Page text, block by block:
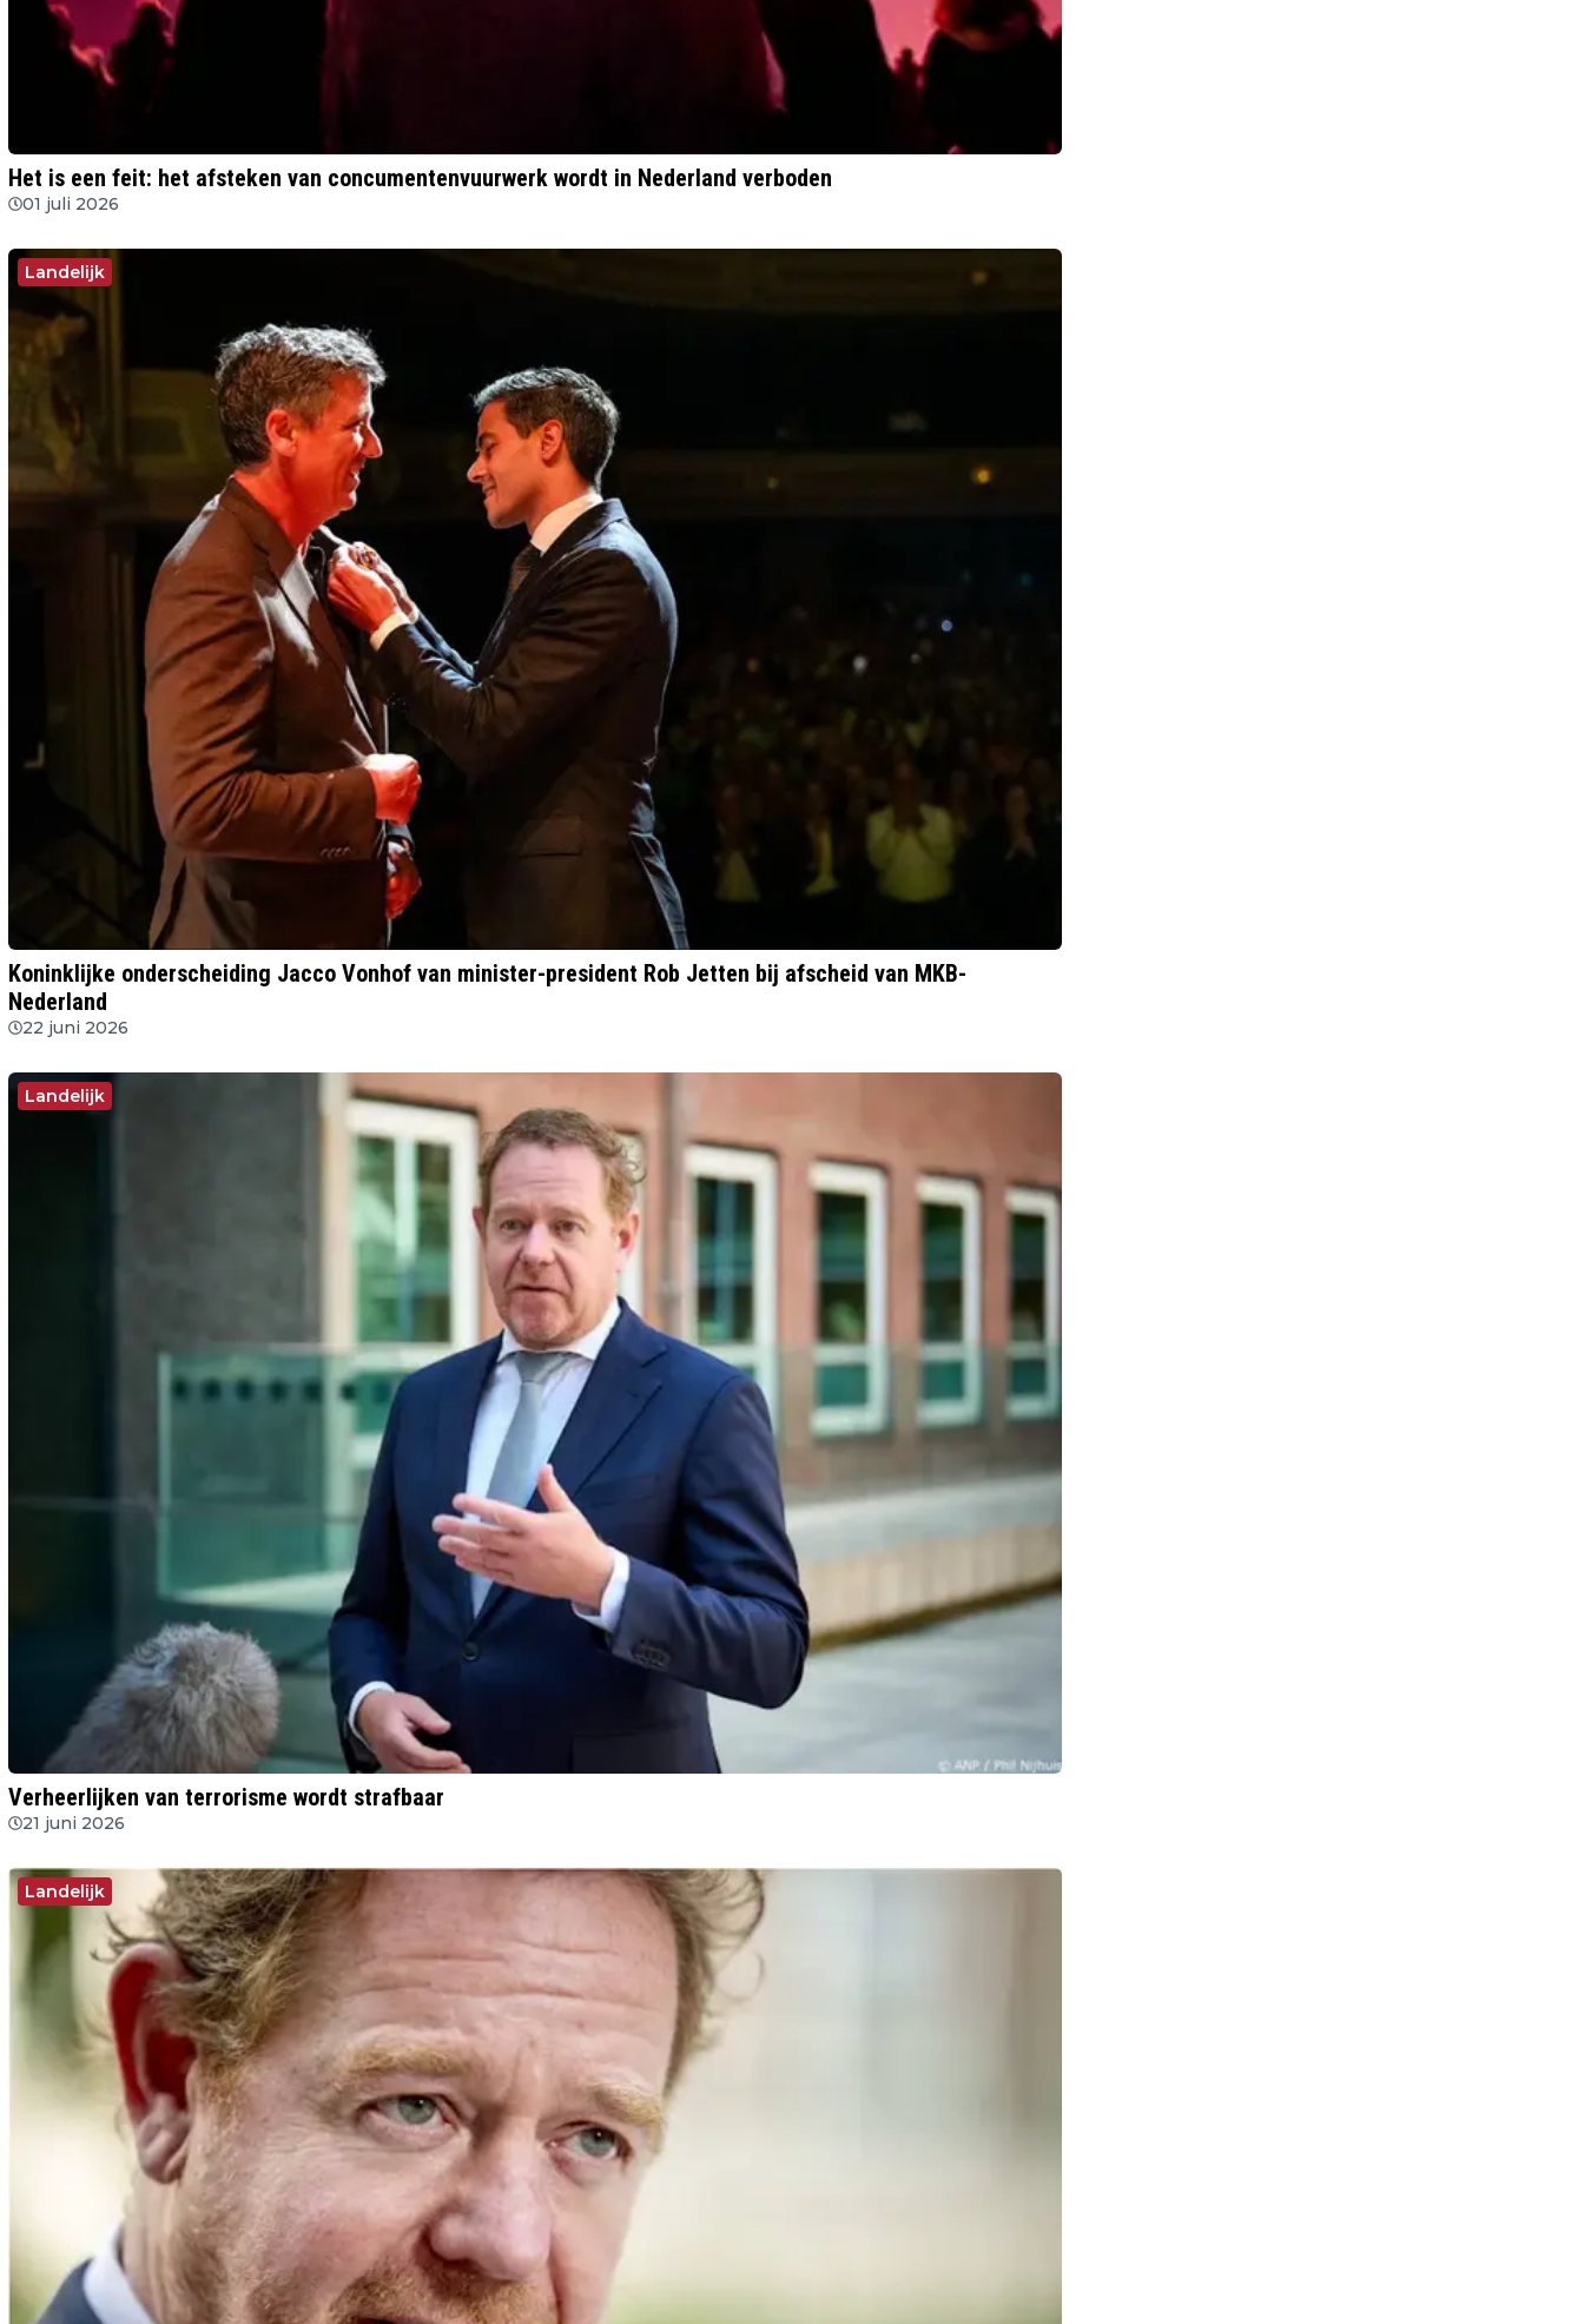
Het is een feit: het afsteken van concumentenvuurwerk wordt in Nederland verboden
01 juli 2026
Landelijk
Koninklijke onderscheiding Jacco Vonhof van minister-president Rob Jetten bij afscheid van MKB-
Nederland
22 juni 2026
Landelijk
Verheerlijken van terrorisme wordt strafbaar
21 juni 2026
Landelijk